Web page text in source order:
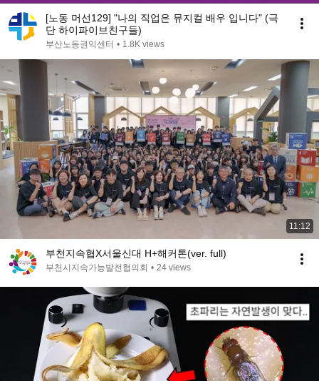
[노동 머선129] "나의 직업은 뮤지컬 배우 입니다" (극
단 하이파이브친구들)
부산노동권익센터 • 1.8K views
11:12
부천지속협X서울신대 H+해커톤(ver. full)
부천시지속가능발전협의회 • 24 views